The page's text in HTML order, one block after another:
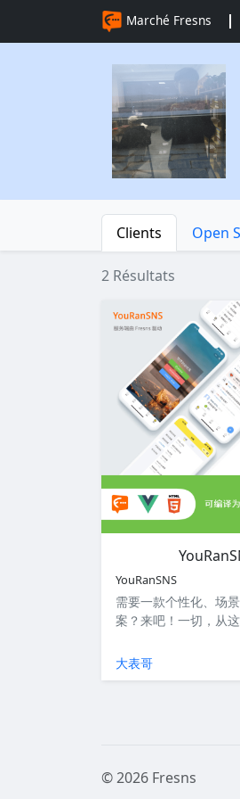
Marché Fresns
Clients Open
2 Résultats
YouRanSNS
需要一款个性化、场
案？来吧！一切，从这
大表哥
© 2026 Fresns